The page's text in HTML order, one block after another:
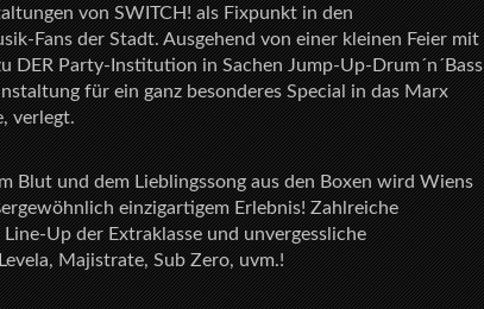
von SWITCH! als Fixpunkt in den
Fans der Stadt. Ausgehend von einer kleinen Feier mit
DER Party-Institution in Sachen Jump-Up-Drum´n´Bass
für ein ganz besonderes Special in das Marx
verlegt.
Blut und dem Lieblingssong aus den Boxen wird Wiens
einzigartigem Erlebnis! Zahlreiche
Up der Extraklasse und unvergessliche
Majistrate, Sub Zero, uvm.!